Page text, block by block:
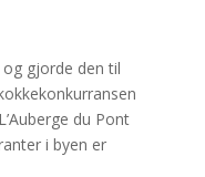
gjorde den til
du Pont
i byen er